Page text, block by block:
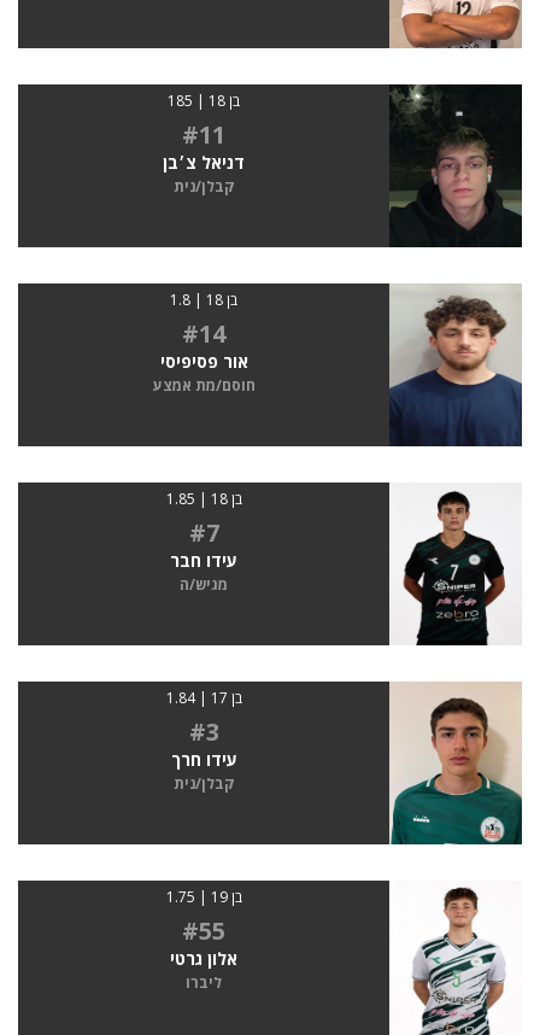
בן 18 | 185
#11
דניאל צ׳בן
קבלן/נית
בן 18 | 1.8
#14
אור פסיפיסי
חוסם/מת אמצע
בן 18 | 1.85
#7
עידו חבר
מגיש/ה
בן 17 | 1.84
#3
עידו חרך
קבלן/נית
בן 19 | 1.75
#55
אלון גרטי
ליברו